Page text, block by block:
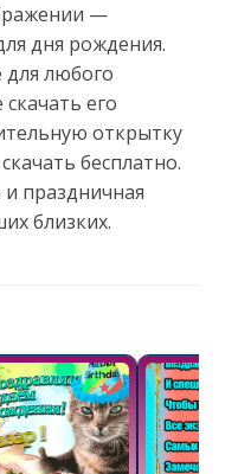
—
дня рождения.
любого
его
открытку
бесплатно.
праздничная
близких.